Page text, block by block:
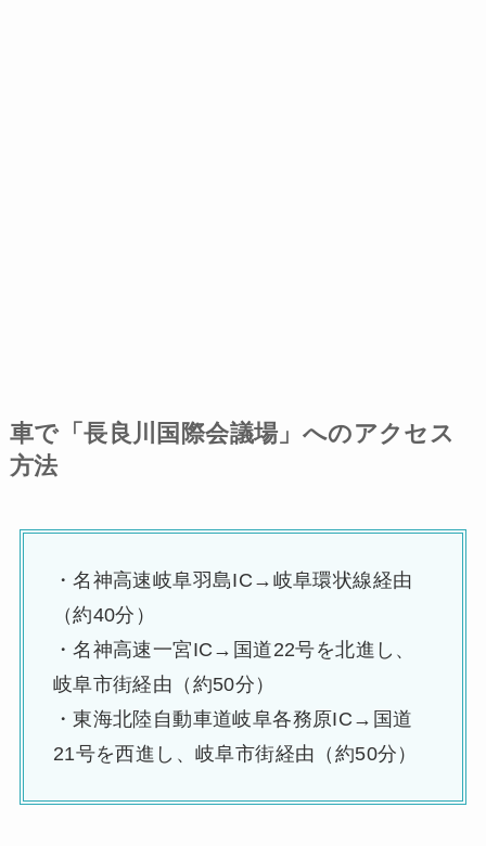
車で「長良川国際会議場」へのアクセス
方法
・名神高速岐阜羽島IC→岐阜環状線経由
（約40分）
・名神高速一宮IC→国道22号を北進し、
岐阜市街経由（約50分）
・東海北陸自動車道岐阜各務原IC→国道
21号を西進し、岐阜市街経由（約50分）